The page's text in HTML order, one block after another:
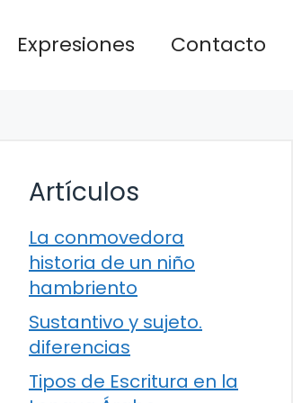
Expresiones Contacto
Artículos
La conmovedora
historia de un niño
hambriento
Sustantivo y sujeto.
diferencias
Tipos de Escritura en la